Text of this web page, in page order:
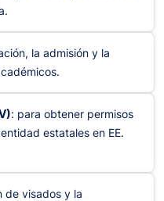
la admisión y la
: para obtener permisos
estatales en EE.
de visados y la